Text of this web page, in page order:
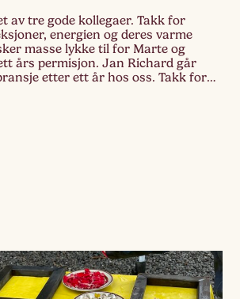
av tre gode kollegaer. Takk for
energien og deres varme
masse lykke til for Marte og
års permisjon. Jan Richard går
etter ett år hos oss. Takk for